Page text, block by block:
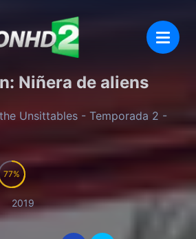
Niñera de aliens
Unsittables - Temporada 2 -
77
2019